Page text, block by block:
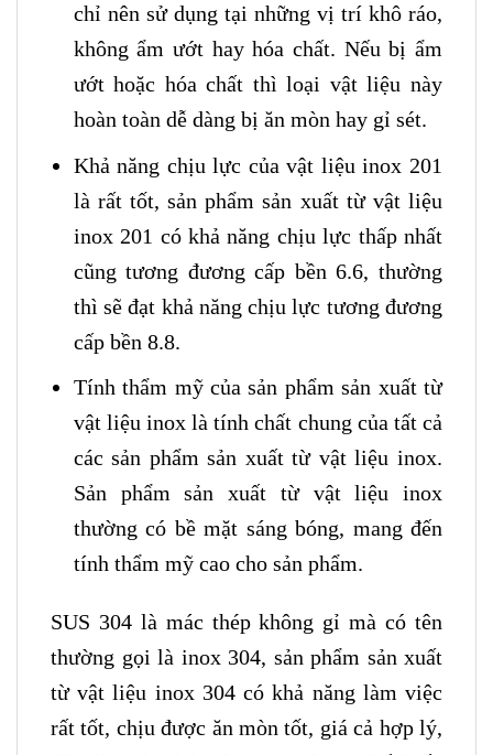
chỉ nên sử dụng tại những vị trí khô ráo,
không ẩm ướt hay hóa chất. Nếu bị ẩm
ướt hoặc hóa chất thì loại vật liệu này
hoàn toàn dễ dàng bị ăn mòn hay gỉ sét.
Khả năng chịu lực của vật liệu inox 201
là rất tốt, sản phẩm sản xuất từ vật liệu
inox 201 có khả năng chịu lực thấp nhất
cũng tương đương cấp bền 6.6, thường
thì sẽ đạt khả năng chịu lực tương đương
cấp bền 8.8.
Tính thẩm mỹ của sản phẩm sản xuất từ
vật liệu inox là tính chất chung của tất cả
các sản phẩm sản xuất từ vật liệu inox.
Sản phẩm sản xuất từ vật liệu inox
thường có bề mặt sáng bóng, mang đến
tính thẩm mỹ cao cho sản phẩm.
SUS 304 là mác thép không gỉ mà có tên
thường gọi là inox 304, sản phẩm sản xuất
từ vật liệu inox 304 có khả năng làm việc
rất tốt, chịu được ăn mòn tốt, giá cả hợp lý,